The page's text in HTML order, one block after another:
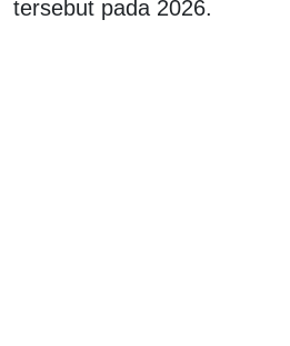
tersebut pada 2026.